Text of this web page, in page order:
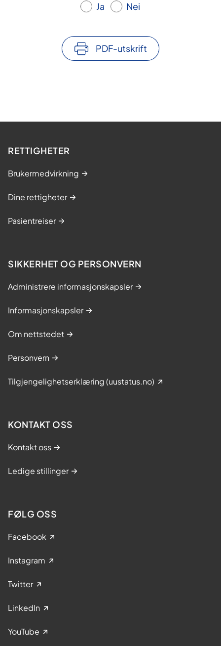
Ja Nei
PDF-utskrift
RETTIGHETER
Brukermedvirkning
Dine rettigheter
Pasientreiser
SIKKERHET OG PERSONVERN
Administrere informasjonskapsler
Informasjonskapsler
Om nettstedet
Personvern
Tilgjengelighetserklæring (uustatus.no)
KONTAKT OSS
Kontakt oss
Ledige stillinger
FØLG OSS
Facebook
Instagram
Twitter
LinkedIn
YouTube